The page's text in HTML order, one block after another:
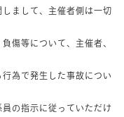
まして、主催者側は一切
傷等について、主催者、
為で発生した事故につい
の指示に従っていただけ